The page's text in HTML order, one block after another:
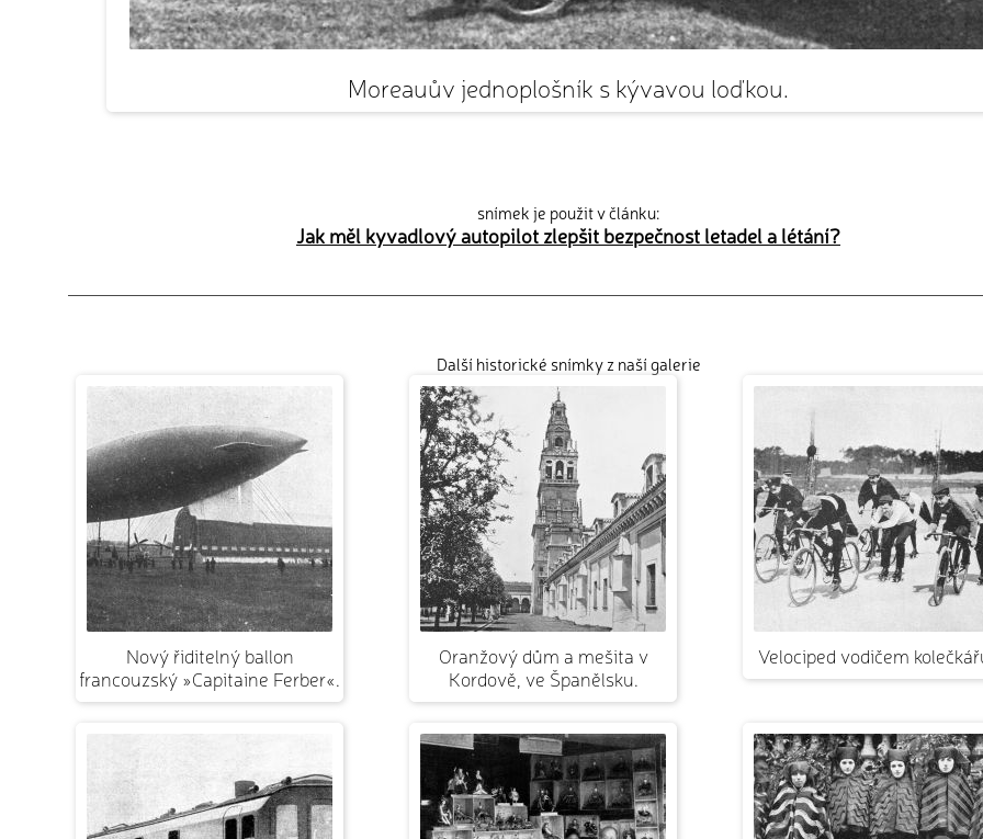
Moreauův jednoplošník s kývavou loďkou.
snímek je použit v článku:
Jak měl kyvadlový autopilot zlepšit bezpečnost letadel a létání?
Další historické snímky z naší galerie
Nový řiditelný ballon
francouzský »Capitaine Ferber«.
Oranžový dům a mešita v
Kordově, ve Španělsku.
Velociped vodičem